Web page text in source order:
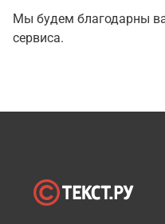
Мы будем благодарны
сервиса.